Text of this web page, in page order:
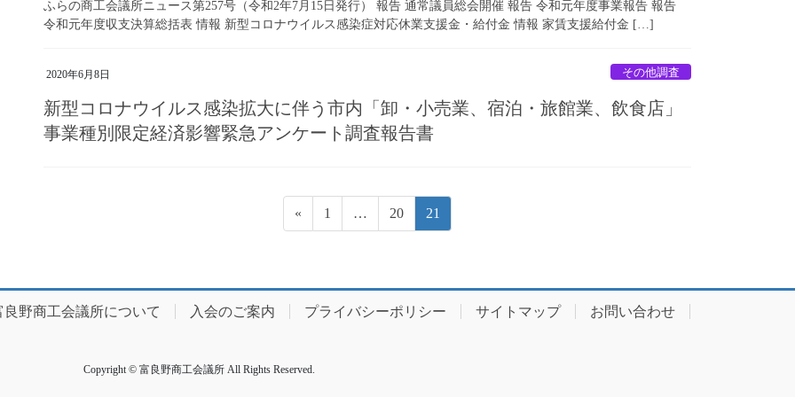
ふらの商工会議所ニュース第257号（令和2年7月15日発行） 報告 通常議員総会開催 報告 令和元年度事業報告 報告
令和元年度収支決算総括表 情報 新型コロナウイルス感染症対応休業支援金・給付金 情報 家賃支援給付金 […]
2020年6月8日 その他調査
新型コロナウイルス感染拡大に伴う市内「卸・小売業、宿泊・旅館業、飲食店」
事業種別限定経済影響緊急アンケート調査報告書
ペ
ー
«
ペ
ー
1 …
ペ
ー
20
ペ
ー
21
良野商工会議所について 入会のご案内 プライバシーポリシー サイトマップ お問い合わせ
Copyright © 富良野商工会議所 All Rights Reserved.